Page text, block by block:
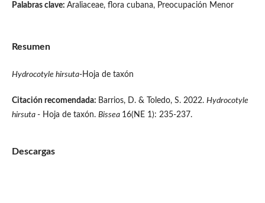
Palabras clave: Araliaceae, flora cubana, Preocupación Menor
Resumen
Hydrocotyle hirsuta-Hoja de taxón
Citación recomendada: Barrios, D. & Toledo, S. 2022. Hydrocotyle
hirsuta - Hoja de taxón. Bissea 16(NE 1): 235-237.
Descargas